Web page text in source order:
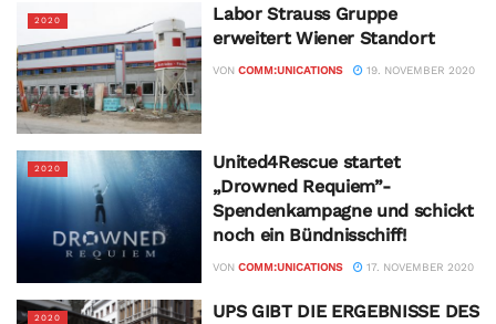
2020
Labor Strauss Gruppe
erweitert Wiener Standort
VON COMM:UNICATIONS 19. NOVEMBER 2020
2020
United4Rescue startet
„Drowned Requiem”-
Spendenkampagne und schickt
noch ein Bündnisschiff!
VON COMM:UNICATIONS 17. NOVEMBER 2020
2020
UPS GIBT DIE ERGEBNISSE DES